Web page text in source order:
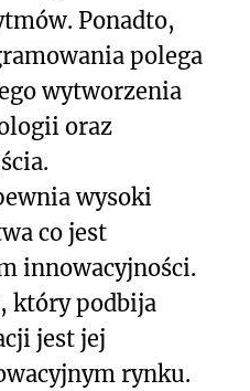
Ponadto,
polega
wytworzenia
oraz
wysoki
co jest
innowacyjności.
który podbija
jest jej
rynku.